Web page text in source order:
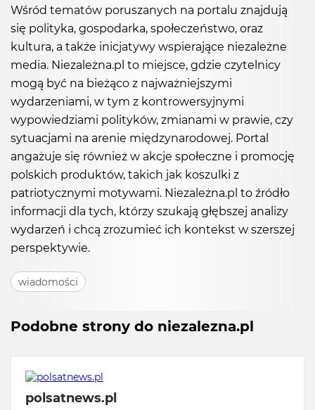
Wśród tematów poruszanych na portalu znajdują
się polityka, gospodarka, społeczeństwo, oraz
kultura, a także inicjatywy wspierające niezależne
media. Niezależna.pl to miejsce, gdzie czytelnicy
mogą być na bieżąco z najważniejszymi
wydarzeniami, w tym z kontrowersyjnymi
wypowiedziami polityków, zmianami w prawie, czy
sytuacjami na arenie międzynarodowej. Portal
angażuje się również w akcje społeczne i promocję
polskich produktów, takich jak koszulki z
patriotycznymi motywami. Niezależna.pl to źródło
informacji dla tych, którzy szukają głębszej analizy
wydarzeń i chcą zrozumieć ich kontekst w szerszej
perspektywie.
wiadomości
Podobne strony do niezalezna.pl
polsatnews.pl